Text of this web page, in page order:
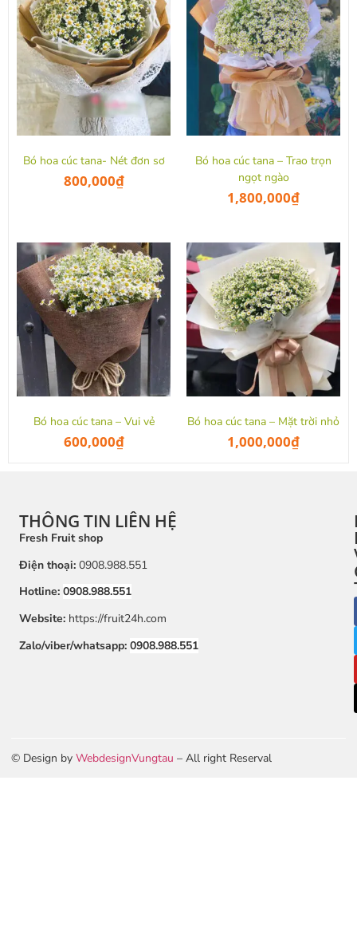
Bó hoa cúc tana- Nét đơn sơ
800,000₫
Bó hoa cúc tana – Trao trọn
ngọt ngào
1,800,000₫
Bó hoa cúc tana – Vui vẻ
600,000₫
Bó hoa cúc tana – Mặt trời nhỏ
1,000,000₫
THÔNG TIN LIÊN HỆ
Fresh Fruit shop
Điện thoại: 0908.988.551
Hotline: 0908.988.551
Website: https://fruit24h.com
Zalo/viber/whatsapp: 0908.988.551
© Design by WebdesignVungtau – All right Reserval